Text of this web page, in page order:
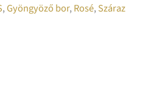
,Gyöngyöző bor,Rosé,Száraz